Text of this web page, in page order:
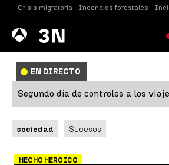
Crisis migratoria Incendios forestales
Antena
3 Noticias
EN DIRECTO
Segundo día de controles a los
sociedad Sucesos
HECHO HEROICO